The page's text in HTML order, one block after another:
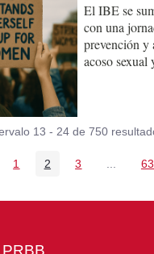
El IBE se
con una
prevención y
acoso sexual
13 - 24 de 750
Página
1 Página
2 Página
3 63